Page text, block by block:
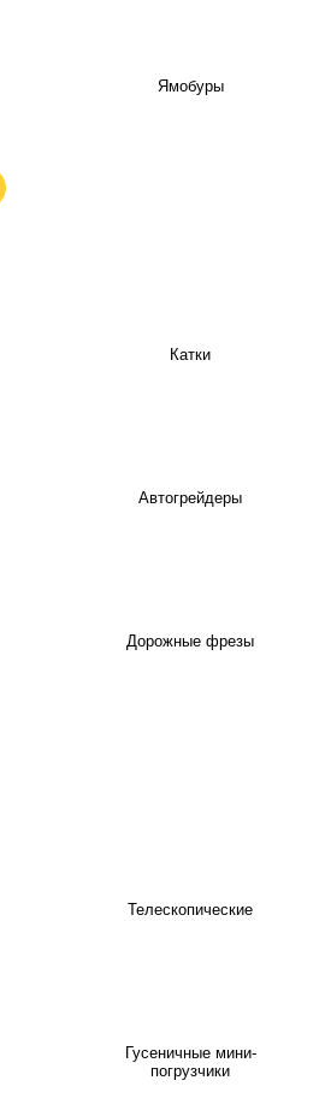
Ямобуры
Катки
Автогрейдеры
Дорожные фрезы
Телескопические
Гусеничные мини-
погрузчики